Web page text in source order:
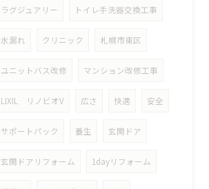
ラグジュアリー トイレ手洗器交換工事
水漏れ クリニック 札幌市東区
ユニットバス改修 マンション改修工事
LIXIL リノビオV 広さ 快適 安全
サポートパック 養生 玄関ドア
玄関ドアリフォーム 1dayリフォーム